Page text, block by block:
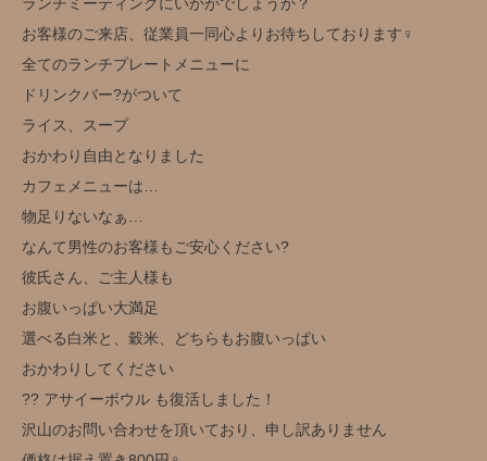
お客様のご来店、従業員一同心よりお待ちしております‍♀️
全てのランチプレートメニューに
ドリンクバー?がついて
ライス、スープ
おかわり自由となりました
カフェメニューは…
物足りないなぁ…
なんて男性のお客様もご安心ください?
彼氏さん、ご主人様も
お腹いっぱい大満足
選べる白米と、穀米、どちらもお腹いっぱい
おかわりしてください
?? アサイーボウル も復活しました！
沢山のお問い合わせを頂いており、申し訳ありません